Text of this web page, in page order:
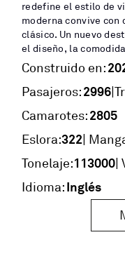
redefine el estilo de
moderna convive
clásico. Un nuevo
el diseño, la
Construido en:
Pasajeros:2996|
Camarotes:2805
Eslora:322|
Tonelaje:113000|
Idioma:Inglés